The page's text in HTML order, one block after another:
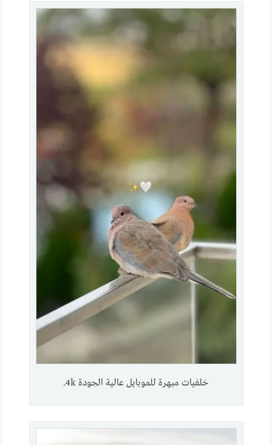
خلفيات مبهرة للموبايل عالية الجودة 4k.